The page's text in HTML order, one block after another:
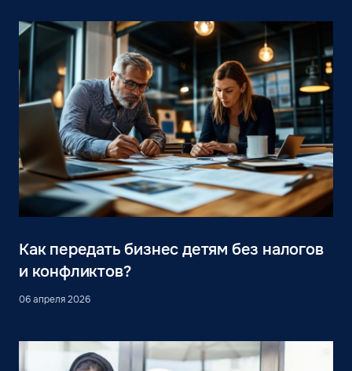
Как передать бизнес детям без налогов
и конфликтов?
06 апреля 2026